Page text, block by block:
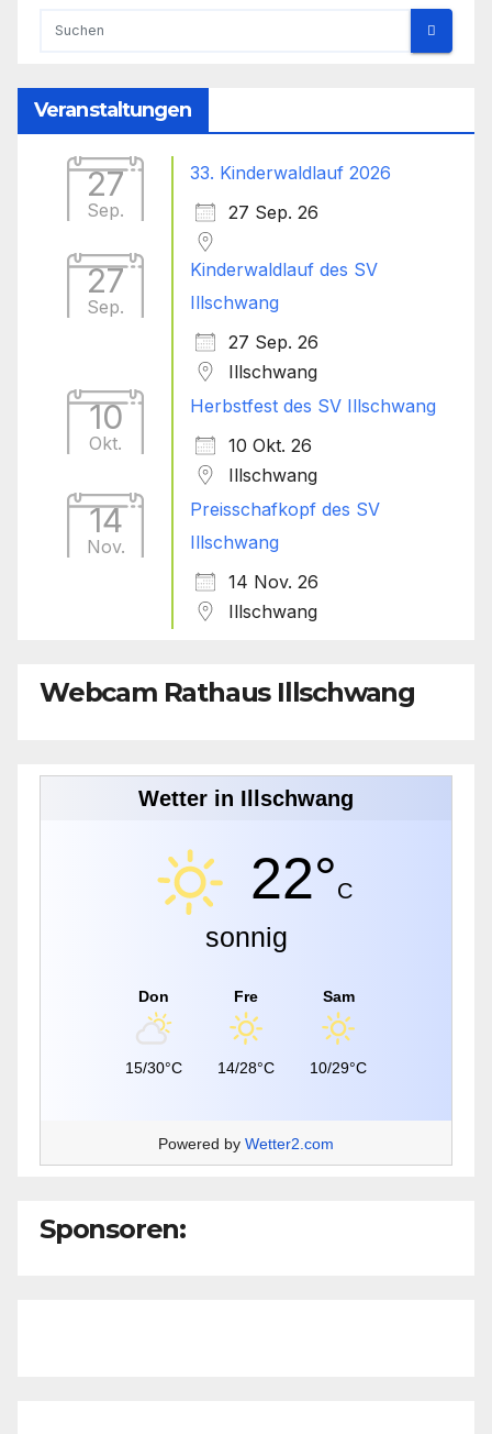
Veranstaltungen
27
Sep.
33. Kinderwaldlauf 2026
27 Sep. 26
27
Sep.
Kinderwaldlauf des SV
Illschwang
27 Sep. 26
Illschwang
10
Okt.
Herbstfest des SV Illschwang
10 Okt. 26
Illschwang
14
Nov.
Preisschafkopf des SV
Illschwang
14 Nov. 26
Illschwang
Webcam Rathaus Illschwang
Wetter in Illschwang
22°C
sonnig
Don
15/30°C
Fre
14/28°C
Sam
10/29°C
Powered by Wetter2.com
Sponsoren: